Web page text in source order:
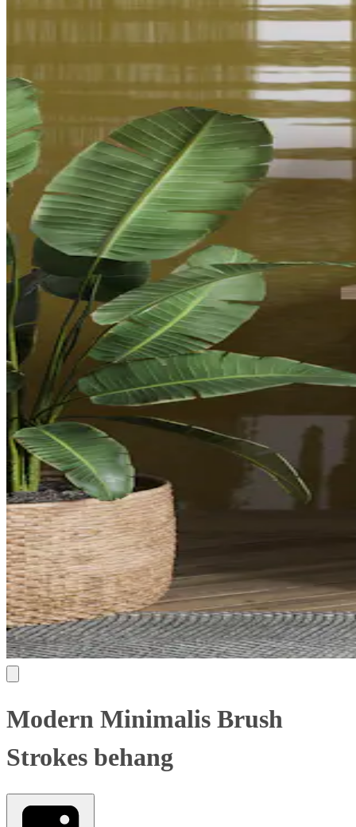
Modern Minimalis Brush
Strokes behang